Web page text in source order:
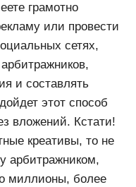
грамотно
или провести
сетях,
и составлять
этот способ
вложений. Кстати!
креативы, то не
арбитражником,
миллионы, более